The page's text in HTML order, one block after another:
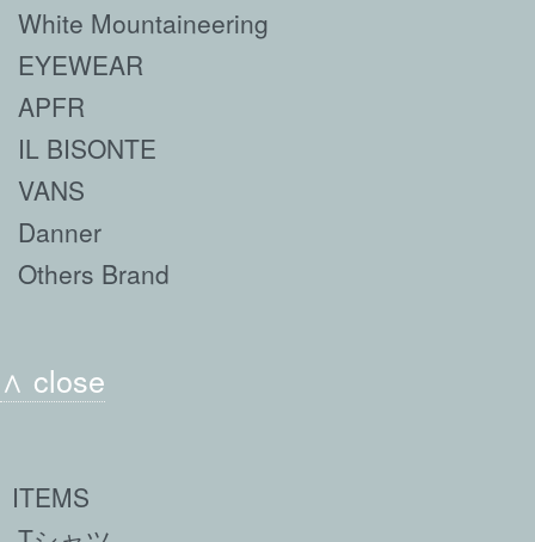
White Mountaineering
EYEWEAR
APFR
IL BISONTE
VANS
Danner
Others Brand
∧ close
ITEMS